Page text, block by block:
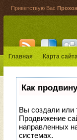
Приветствую Вас
Главная Карта
Как
Вы создали или
Продвижение
направленных
системах.